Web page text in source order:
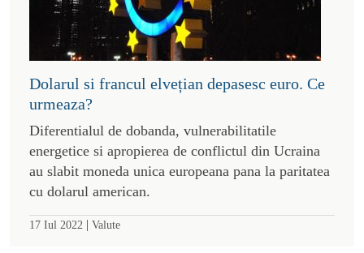
Dolarul si francul elvețian depasesc euro. Ce
urmeaza?
Diferentialul de dobanda, vulnerabilitatile
energetice si apropierea de conflictul din Ucraina
au slabit moneda unica europeana pana la paritatea
cu dolarul american.
17 Iul 2022 | Valute